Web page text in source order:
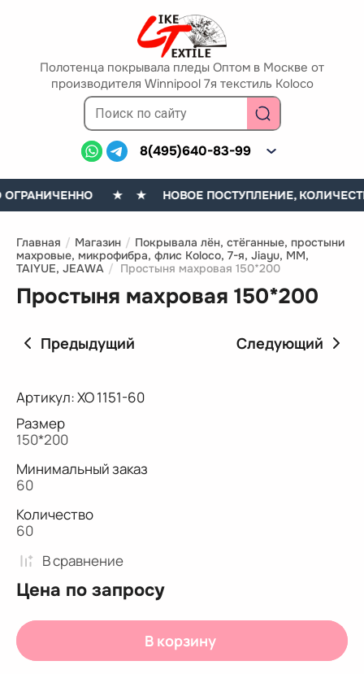
Полотенца покрывала пледы Оптом в Москве от
производителя Winnipool 7я текстиль Koloco
8(495)640-83-99
★ ★ НОВОЕ ПОСТУПЛЕНИЕ,
Главная / Магазин / Покрывала лён, стёганные, простыни
махровые, микрофибра, флис Koloco, 7-я, Jiayu, MM,
TAIYUE, JEAWA / Простыня махровая 150*200
Простыня махровая 150*200
Предыдущий Следующий
Артикул:XO 1151-60
Размер
150*200
Минимальный заказ
60
Количество
60
В сравнениe
Цена по запросу
В корзину